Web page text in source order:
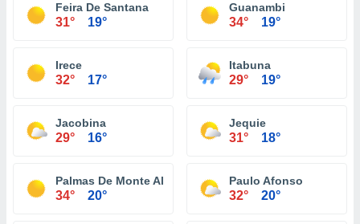
Feira De Santana
31° 19°
Guanambi
34° 19°
Irece
32° 17°
Itabuna
29° 19°
Jacobina
29° 16°
Jequie
31° 18°
Palmas De Monte Alto
34° 20°
Paulo Afonso
32° 20°